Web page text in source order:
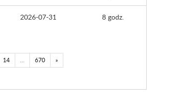
2026-07-31 8 godz.
14 ... 670 »